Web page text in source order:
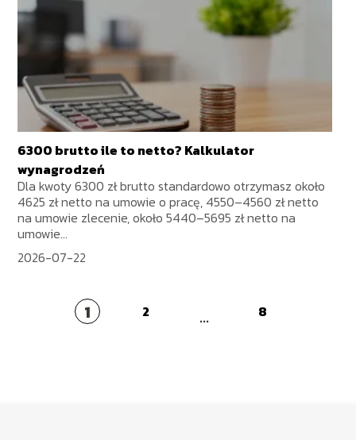
6300 brutto ile to netto? Kalkulator
wynagrodzeń
Dla kwoty 6300 zł brutto standardowo otrzymasz około
4625 zł netto na umowie o pracę, 4550–4560 zł netto
na umowie zlecenie, około 5440–5695 zł netto na
umowie...
2026-07-22
1 2 ... 8